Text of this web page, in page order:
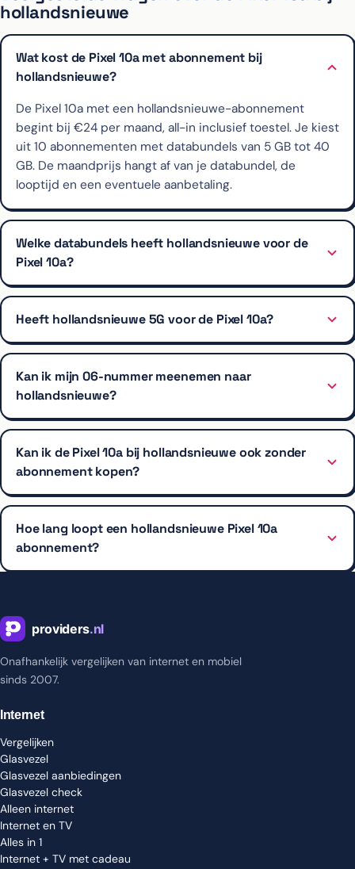
hollandsnieuwe
Wat kost de Pixel 10a met abonnement bij
hollandsnieuwe?
De Pixel 10a met een hollandsnieuwe-abonnement
begint bij €24 per maand, all-in inclusief toestel. Je kiest
uit 10 abonnementen met databundels van 5 GB tot 40
GB. De maandprijs hangt af van je databundel, de
looptijd en een eventuele aanbetaling.
Welke databundels heeft hollandsnieuwe voor de
Pixel 10a?
Heeft hollandsnieuwe 5G voor de Pixel 10a?
Kan ik mijn 06-nummer meenemen naar
hollandsnieuwe?
Kan ik de Pixel 10a bij hollandsnieuwe ook zonder
abonnement kopen?
Hoe lang loopt een hollandsnieuwe Pixel 10a
abonnement?
Onafhankelijk vergelijken van internet en mobiel
sinds 2007.
Internet
Vergelijken
Glasvezel
Glasvezel aanbiedingen
Glasvezel check
Alleen internet
Internet en TV
Alles in 1
Internet + TV met cadeau